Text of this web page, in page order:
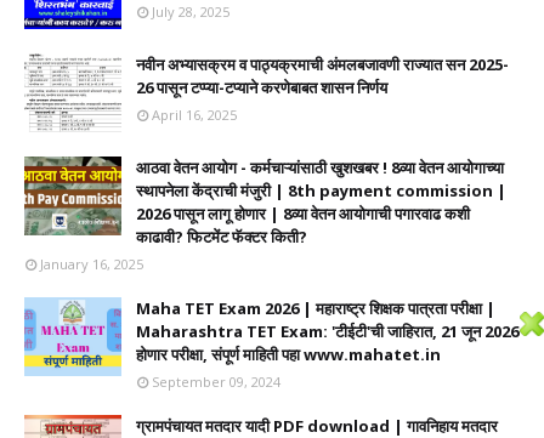
July 28, 2025
नवीन अभ्यासक्रम व पाठ्यक्रमाची अंमलबजावणी राज्यात सन 2025-
26 पासून टप्प्या-टप्याने करणेबाबत शासन निर्णय
April 16, 2025
आठवा वेतन आयोग - कर्मचाऱ्यांसाठी खुशखबर ! 8व्या वेतन आयोगाच्या
स्थापनेला केंद्राची मंजुरी | 8th payment commission |
2026 पासून लागू होणार | 8व्या वेतन आयोगाची पगारवाढ कशी
काढावी? फिटमेंट फॅक्टर किती?
January 16, 2025
Maha TET Exam 2026 | महाराष्ट्र शिक्षक पात्रता परीक्षा |
Maharashtra TET Exam: 'टीईटी'ची जाहिरात, 21 जून 2026
होणार परीक्षा, संपूर्ण माहिती पहा www.mahatet.in
September 09, 2024
ग्रामपंचायत मतदार यादी PDF download | गावनिहाय मतदार